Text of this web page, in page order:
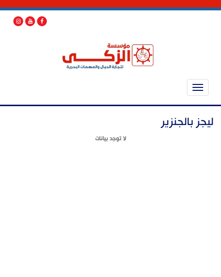
ليجز بالجنزير
لا توجد بيانات